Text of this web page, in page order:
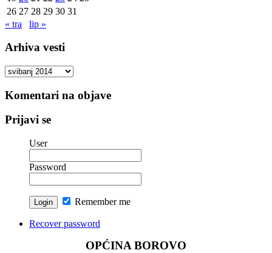
26 27 28 29 30 31
« tra
lip »
Arhiva vesti
Arhiva
Komentari na objave
Prijavi se
User
Password
Remember me
Recover password
OPĆINA BOROVO